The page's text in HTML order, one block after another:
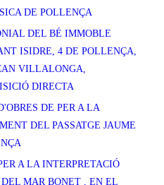
DE POLLENÇA
DEL BÉ IMMOBLE
ISIDRE, 4 DE POLLENÇA,
VILLALONGA,
DIRECTA
DE PER A LA
DEL PASSATGE JAUME
A LA INTERPRETACIÓ
MAR BONET , EN EL